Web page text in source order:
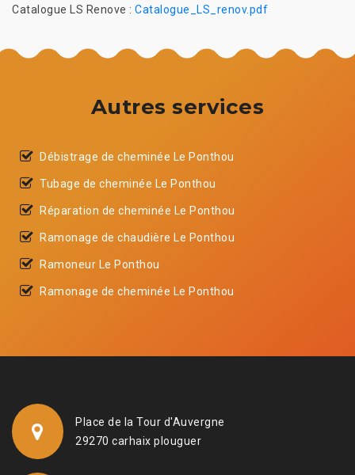
Catalogue LS Renove : Catalogue_LS_renov.pdf
Autres services
Débistrage de cheminée Le Ponthou
Tubage de cheminée Le Ponthou
Réparation de cheminée Le Ponthou
Ramonage de chaudière Le Ponthou
Ramoneur Le Ponthou
Ramonage de cheminée Le Ponthou
Place de la Tour d'Auvergne
29270 carhaix plouguer